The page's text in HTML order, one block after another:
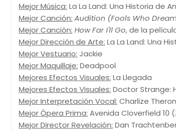
Mejor Música: La La Land: Una Historia de
Mejor Canción: Audition (Fools Who
Mejor Canción: How Far I'll Go, de la
Mejor Dirección de Arte: La La Land: Una
Mejor Vestuario: Jackie
Mejor Maquillaje: Deadpool
Mejores Efectos Visuales: La Llegada
Mejores Efectos Visuales: Doctor Strange:
Mejor Interpretación Vocal: Charlize
Mejor Ópera Prima: Avenida Cloverfield 10 (
Mejor Director Revelación: Dan